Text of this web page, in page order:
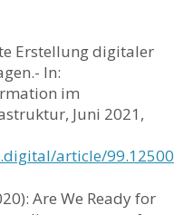
Erstellung digitaler
In:
im
Juni 2021,
article/
Are We Ready for